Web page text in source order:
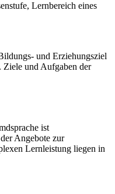
Lernbereich eines
und Erziehungsziel
Ziele und Aufgaben der
ist
Angebote zur
Lernleistung liegen in